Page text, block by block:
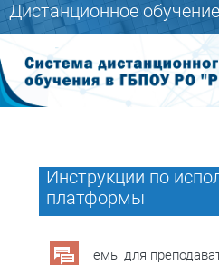
Дистанционное
Блоки
Инструкции по
платформы
Темы для